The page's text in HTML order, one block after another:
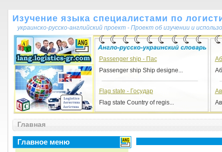
Изучение языка специалистами по
украинско-русско-английский проект - Проект об изучении и
Passenger ship - Пас
Passenger ship Ship designe...
Flag state - Государ
Flag state Country of regis...
Главная
Главное меню